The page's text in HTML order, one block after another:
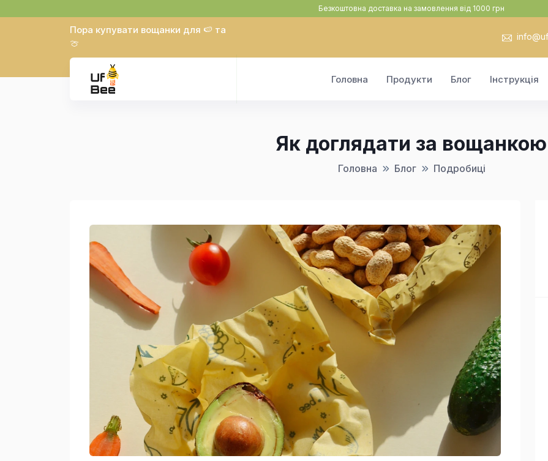
Безкоштовна доставка на замовлення від 1000 грн
Пора купувати вощанки для 🍉 та
🍈
Головна Продукти Блог Інструкція
Як доглядати за вощанкою
Головна Блог Подробиці